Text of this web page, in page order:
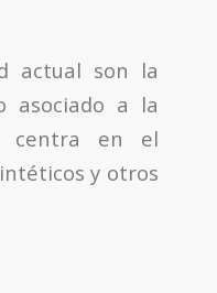
actual son la
asociado a la
centra en el
y otros